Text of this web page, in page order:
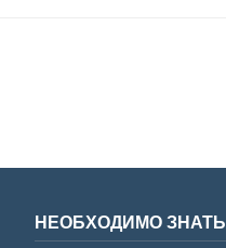
НЕОБХОДИМО ЗНАТЬ